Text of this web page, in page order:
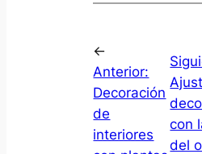
←
Anterior:
Decoración
de
interiores
con
del